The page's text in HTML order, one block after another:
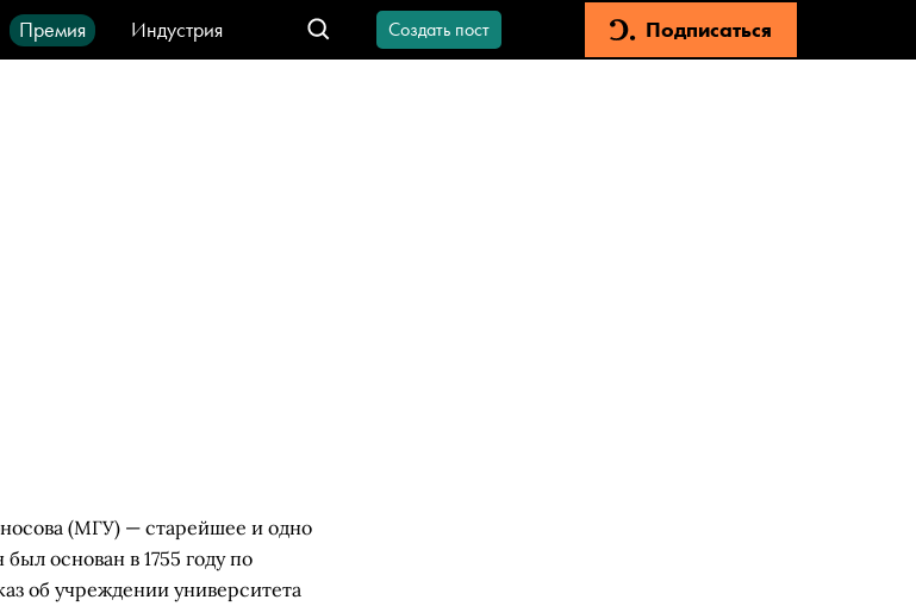
Премия
Индустрия
продукты
Создать пост Подписаться
(МГУ) — старейшее и одно
основан в 1755 году по
об учреждении университета